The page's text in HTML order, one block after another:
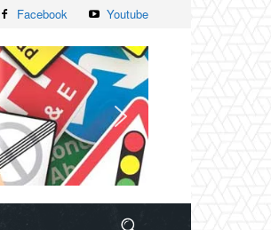
Facebook Youtube